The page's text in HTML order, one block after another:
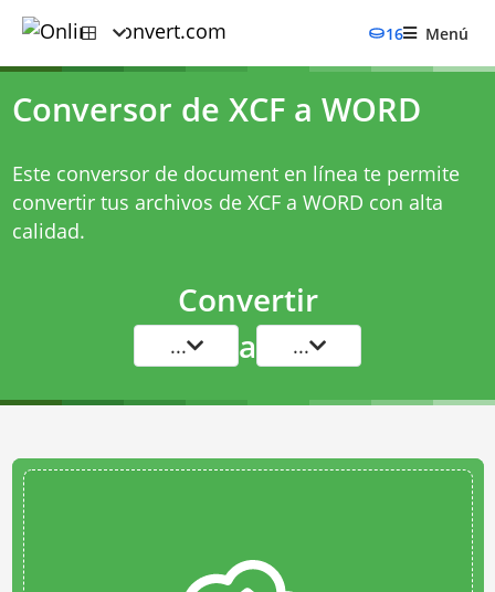
16 Menú
Conversor de XCF a WORD
Este conversor de document en línea te permite
convertir tus archivos de XCF a WORD con alta
calidad.
Convertir
... a ...